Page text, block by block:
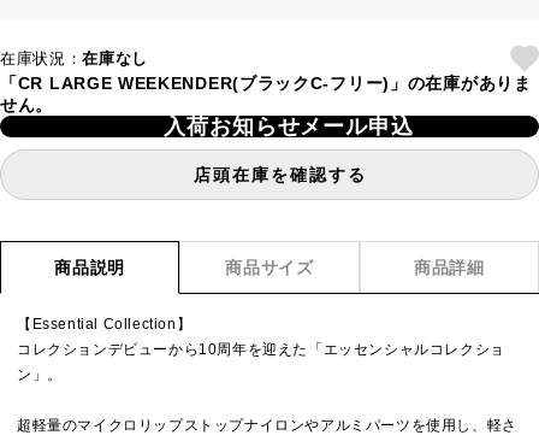
在庫状況：在庫なし
「CR LARGE WEEKENDER(ブラックC-フリー)」の在庫がありま
せん。
入荷お知らせメール申込
店頭在庫を確認する
商品説明 商品サイズ 商品詳細
【Essential Collection】
コレクションデビューから10周年を迎えた「エッセンシャルコレクショ
ン」。
超軽量のマイクロリップストップナイロンやアルミパーツを使用し、軽さ